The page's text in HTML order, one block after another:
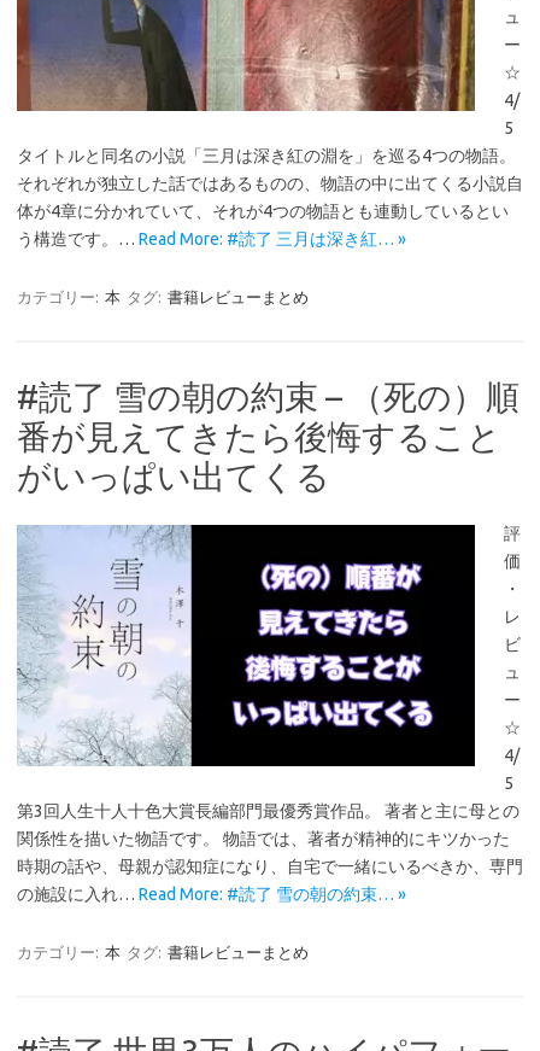
ュ
ー
☆
4/
5
タイトルと同名の小説「三月は深き紅の淵を」を巡る4つの物語。
それぞれが独立した話ではあるものの、物語の中に出てくる小説自
体が4章に分かれていて、それが4つの物語とも連動しているとい
う構造です。… Read More: #読了 三月は深き紅… »
カテゴリー: 本 タグ: 書籍レビューまとめ
#読了 雪の朝の約束 – （死の）順
番が見えてきたら後悔すること
がいっぱい出てくる
評
価
・
レ
ビ
ュ
ー
☆
4/
5
第3回人生十人十色大賞長編部門最優秀賞作品。 著者と主に母との
関係性を描いた物語です。 物語では、著者が精神的にキツかった
時期の話や、母親が認知症になり、自宅で一緒にいるべきか、専門
の施設に入れ… Read More: #読了 雪の朝の約束… »
カテゴリー: 本 タグ: 書籍レビューまとめ